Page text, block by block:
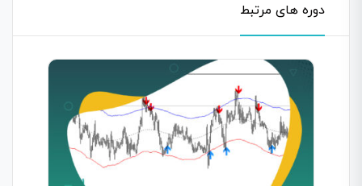
دوره های مرتبط